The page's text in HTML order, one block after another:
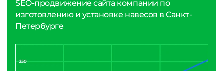
SEO-продвижение сайта компании по
изготовлению и установке навесов в Санкт-
Петербурге